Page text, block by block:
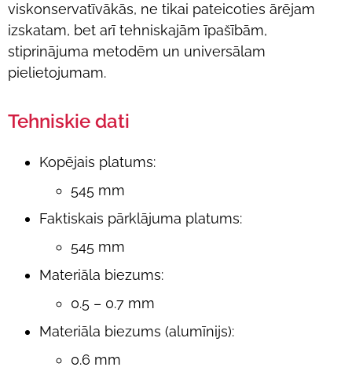
viskonservatīvākās, ne tikai pateicoties ārējam
izskatam, bet arī tehniskajām īpašībām,
stiprinājuma metodēm un universālam
pielietojumam.
Tehniskie dati
Kopējais platums:
545 mm
Faktiskais pārklājuma platums:
545 mm
Materiāla biezums:
0.5 – 0.7 mm
Materiāla biezums (alumīnijs):
0.6 mm